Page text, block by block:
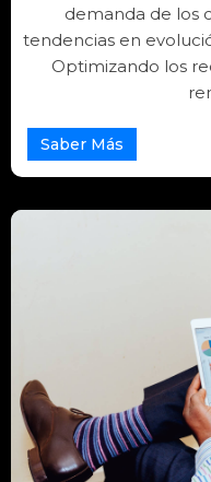
demanda de los
tendencias en
Optimizando los
Saber Más